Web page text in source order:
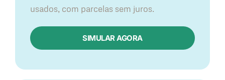
usados, com parcelas sem juros.
SIMULAR AGORA